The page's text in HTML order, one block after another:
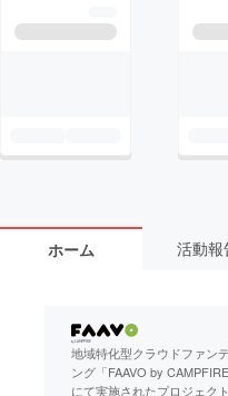
ホーム 活動報
地域特化型クラウドファン
ング「FAAVO by CAMPFIRE
にて実施されたプロジェク